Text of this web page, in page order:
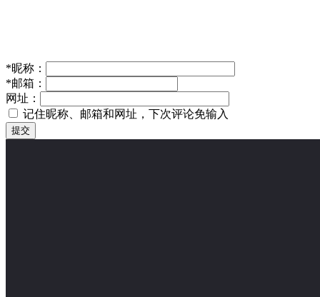
*昵称：
*邮箱：
网址：
记住昵称、邮箱和网址，下次评论免输入
提交